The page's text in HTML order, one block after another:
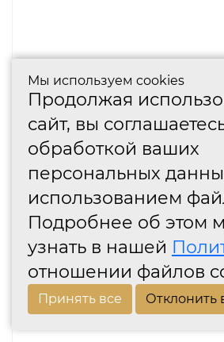
Мы используем cookies
Продолжая
сайт, вы
обработкой ваших
персональных
использованием
Подробнее об этом
узнать в нашей
отношении файлов
Принять все Отклонить